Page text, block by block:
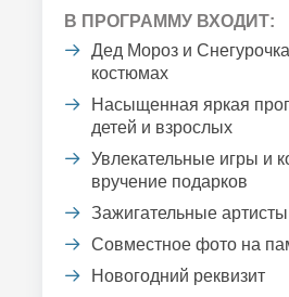
В ПРОГРАММУ ВХОДИТ:
Дед Мороз и
костюмах
Насыщенная яркая
детей и взрослых
Увлекательные игры и
вручение подарков
Зажигательные артисты
Совместное фото на
Новогодний реквизит